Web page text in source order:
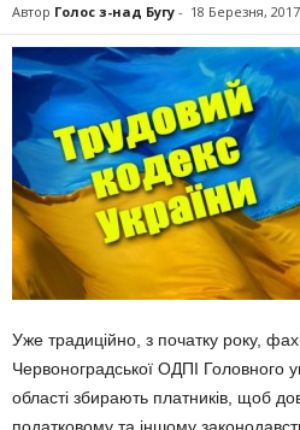
Автор Голос з-над Бугу - 18 Березня, 2017
Уже традиційно, з початку року,
Червоноградської ОДПІ Головного
області збирають платників, щоб